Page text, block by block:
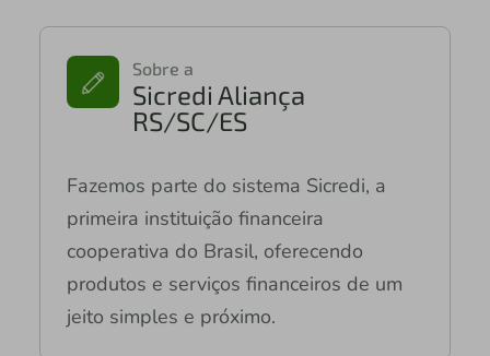
Sobre a
Sicredi Aliança
RS/SC/ES
Fazemos parte do sistema Sicredi, a
primeira instituição financeira
cooperativa do Brasil, oferecendo
produtos e serviços financeiros de um
jeito simples e próximo.